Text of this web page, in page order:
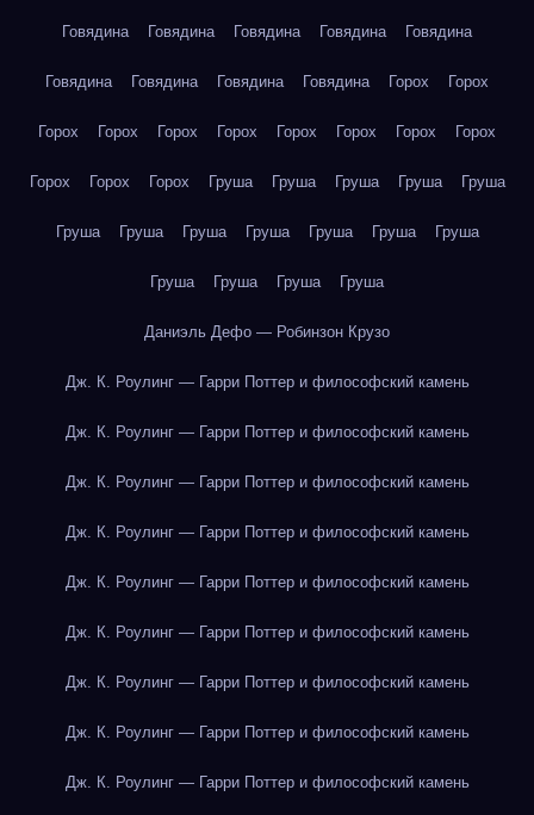
Говядина Говядина Говядина Говядина Говядина
Говядина Говядина Говядина Говядина Горох Горох
Горох Горох Горох Горох Горох Горох Горох Горох
Горох Горох Горох Груша Груша Груша Груша Груша
Груша Груша Груша Груша Груша Груша Груша
Груша Груша Груша Груша
Даниэль Дефо — Робинзон Крузо
Дж. К. Роулинг — Гарри Поттер и философский камень
Дж. К. Роулинг — Гарри Поттер и философский камень
Дж. К. Роулинг — Гарри Поттер и философский камень
Дж. К. Роулинг — Гарри Поттер и философский камень
Дж. К. Роулинг — Гарри Поттер и философский камень
Дж. К. Роулинг — Гарри Поттер и философский камень
Дж. К. Роулинг — Гарри Поттер и философский камень
Дж. К. Роулинг — Гарри Поттер и философский камень
Дж. К. Роулинг — Гарри Поттер и философский камень